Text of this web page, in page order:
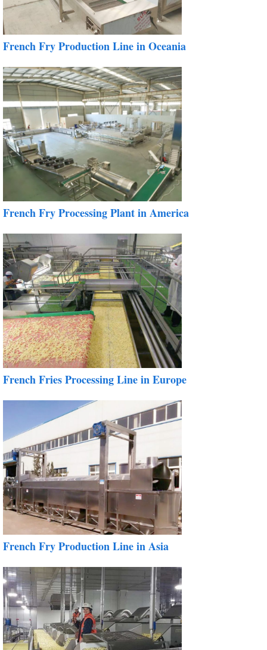
French Fry Production Line in Oceania
French Fry Processing Plant in America
French Fries Processing Line in Europe
French Fry Production Line in Asia